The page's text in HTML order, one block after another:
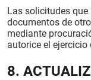
Las solicitudes
documentos de
mediante
autorice el
8.